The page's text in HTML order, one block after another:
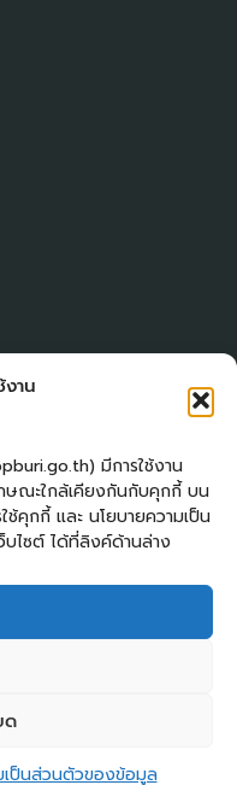
าน
มีการใช้งาน
ษณะใกล้เคียงกันกับคุกกี้ บน
ช้คุกกี้ และ นโยบายความเป็น
ไซต์ ได้ที่ลิงค์ด้านล่าง
ด
เป็นส่วนตัวของข้อมูล
อนไลน์